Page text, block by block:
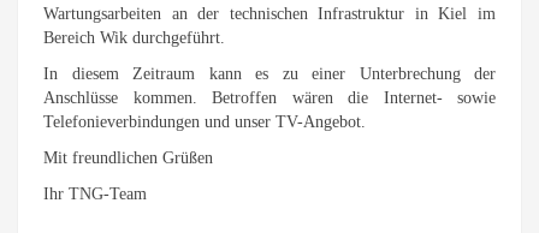
Wartungsarbeiten an der technischen Infrastruktur in Kiel im
Bereich Wik durchgeführt.
In diesem Zeitraum kann es zu einer Unterbrechung der
Anschlüsse kommen. Betroffen wären die Internet- sowie
Telefonieverbindungen und unser TV-Angebot.
Mit freundlichen Grüßen
Ihr TNG-Team